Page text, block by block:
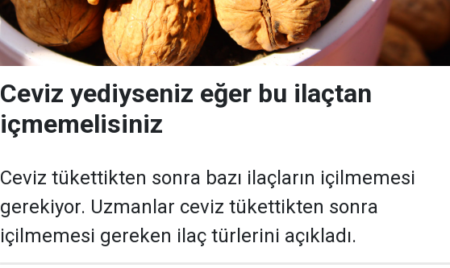
Ceviz yediyseniz eğer bu ilaçtan
içmemelisiniz
Ceviz tükettikten sonra bazı ilaçların içilmemesi
gerekiyor. Uzmanlar ceviz tükettikten sonra
içilmemesi gereken ilaç türlerini açıkladı.